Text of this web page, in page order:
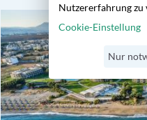
Nutzererfahrung zu
Cookie-Einstellung
Nur